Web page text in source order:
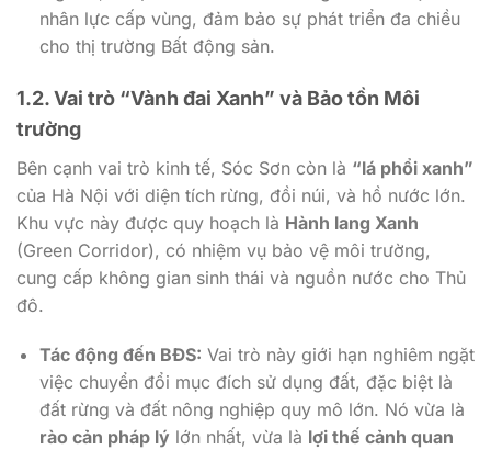
nhân lực cấp vùng, đảm bảo sự phát triển đa chiều
cho thị trường Bất động sản.
1.2. Vai trò “Vành đai Xanh” và Bảo tồn Môi
trường
Bên cạnh vai trò kinh tế, Sóc Sơn còn là “lá phổi xanh”
của Hà Nội với diện tích rừng, đồi núi, và hồ nước lớn.
Khu vực này được quy hoạch là Hành lang Xanh
(Green Corridor), có nhiệm vụ bảo vệ môi trường,
cung cấp không gian sinh thái và nguồn nước cho Thủ
đô.
Tác động đến BĐS: Vai trò này giới hạn nghiêm ngặt
việc chuyển đổi mục đích sử dụng đất, đặc biệt là
đất rừng và đất nông nghiệp quy mô lớn. Nó vừa là
rào cản pháp lýlớn nhất, vừa là lợi thế cảnh quan